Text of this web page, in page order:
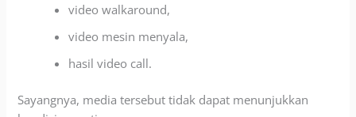
video walkaround,
video mesin menyala,
hasil video call.
Sayangnya, media tersebut tidak dapat menunjukkan